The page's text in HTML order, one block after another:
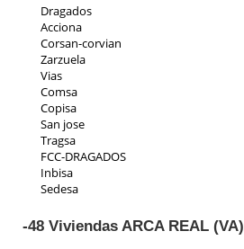
Dragados
Acciona
Corsan-corvian
Zarzuela
Vias
Comsa
Copisa
San jose
Tragsa
FCC-DRAGADOS
Inbisa
Sedesa
Collosa
-48 Viviendas ARCA REAL (VA)